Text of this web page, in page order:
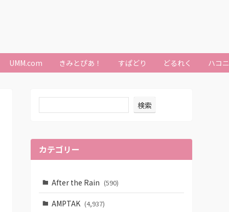
UMM.com きみとぴあ！ すぱどり どるれく ハコ
検索
カテゴリー
After the Rain (590)
AMPTAK (4,937)